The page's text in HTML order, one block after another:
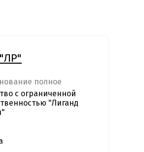
полное
с ограниченной
"Лиганд